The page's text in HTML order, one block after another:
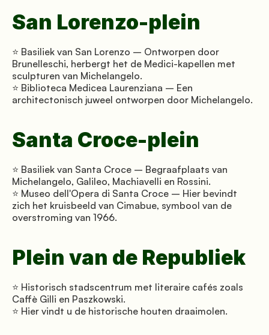
San Lorenzo-plein
⭐ Basiliek van San Lorenzo – Ontworpen door
Brunelleschi, herbergt het de Medici-kapellen met
sculpturen van Michelangelo.
⭐ Biblioteca Medicea Laurenziana – Een
architectonisch juweel ontworpen door Michelangelo.
Santa Croce-plein
⭐ Basiliek van Santa Croce – Begraafplaats van
Michelangelo, Galileo, Machiavelli en Rossini.
⭐ Museo dell'Opera di Santa Croce – Hier bevindt
zich het kruisbeeld van Cimabue, symbool van de
overstroming van 1966.
Plein van de Republiek
⭐ Historisch stadscentrum met literaire cafés zoals
Caffè Gilli en Paszkowski.
⭐ Hier vindt u de historische houten draaimolen.